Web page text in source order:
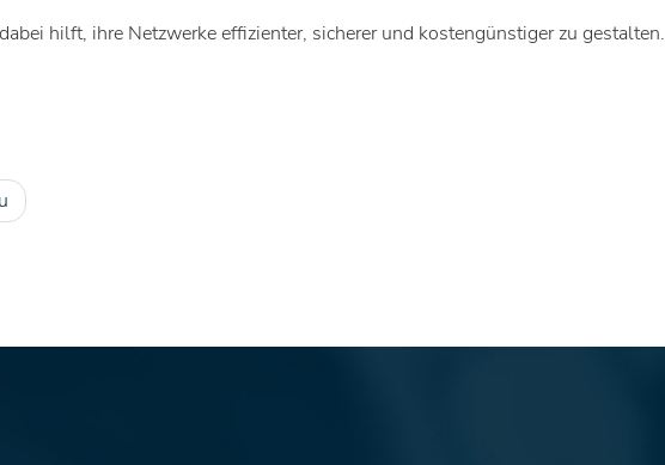
hilft, ihre Netzwerke effizienter, sicherer und kostengünstiger zu gestalten.